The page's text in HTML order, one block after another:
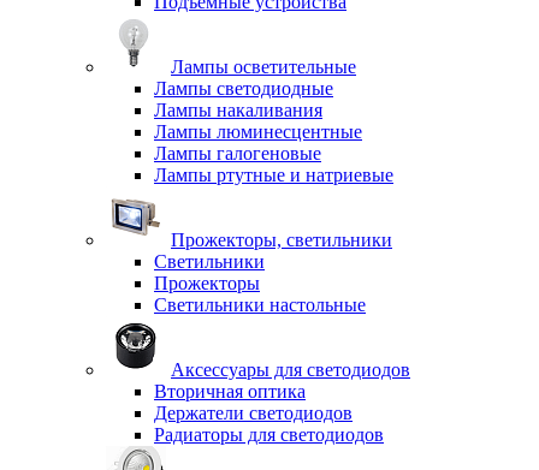
Лампы осветительные
Лампы светодиодные
Лампы накаливания
Лампы люминесцентные
Лампы галогеновые
Лампы ртутные и натриевые
Прожекторы, светильники
Светильники
Прожекторы
Светильники настольные
Аксессуары для светодиодов
Вторичная оптика
Держатели светодиодов
Радиаторы для светодиодов